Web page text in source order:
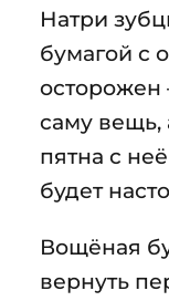
Натри
бумагой с
осторожен
саму вещь,
пятна с
будет
Вощёная
вернуть